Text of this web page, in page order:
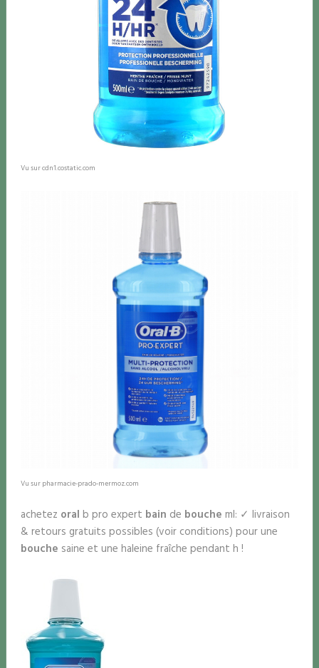
Vu sur cdn1.costatic.com
Vu sur pharmacie-prado-mermoz.com
achetez oral b pro expert bain de bouche ml: ✓ livraison
& retours gratuits possibles (voir conditions) pour une
bouche saine et une haleine fraîche pendant h !